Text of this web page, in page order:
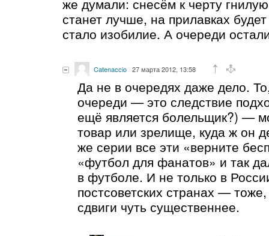
станет лучше, на прилавках
стало изобилие. А очереди
Catenaccio 27 марта 2012, 13:58
Да не в очередях даже дело.
очереди — это следствие
ещё является болельщик?) —
товар или зрелище, куда ж он
же серии все эти «верните
«футбол для фанатов» и так
в футболе. И не только в
постсоветских странах —
сдвиги чуть существеннее.